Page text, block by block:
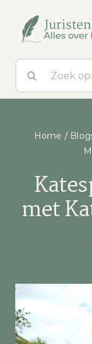
inhoud
Blogs
naar:
Home /
met